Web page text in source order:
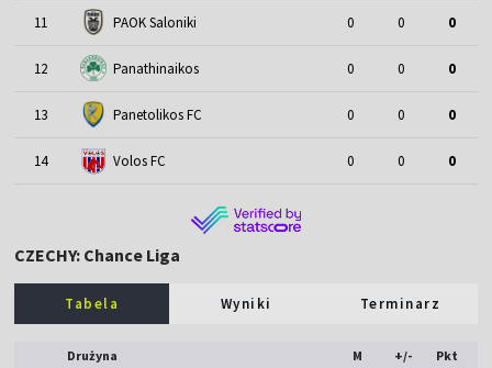
11 PAOK Saloniki 0 0 0
12 Panathinaikos 0 0 0
13 Panetolikos FC 0 0 0
14 Volos FC 0 0 0
CZECHY: Chance Liga
Tabela Wyniki Terminarz
Drużyna M +/- Pkt